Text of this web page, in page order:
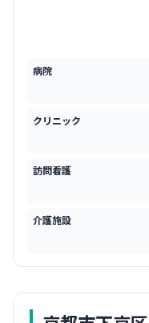
病院
クリニック
訪問看護
介護施設